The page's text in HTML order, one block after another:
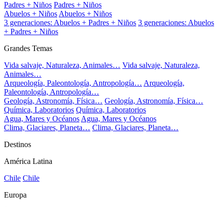
Padres + Niños Padres + Niños
Abuelos + NiñosAbuelos + Niños
3 generaciones: Abuelos + Padres + Niños 3 generaciones: Abuelos
+ Padres + Niños
Grandes Temas
Vida salvaje, Naturaleza, Animales… Vida salvaje, Naturaleza,
Animales…
Arqueología, Paleontología, Antropología… Arqueología,
Paleontología, Antropología…
Geología, Astronomía, Física… Geología, Astronomía, Física…
Química, Laboratorios Química, Laboratorios
Agua, Mares y OcéanosAgua, Mares y Océanos
Clima, Glaciares, Planeta… Clima, Glaciares, Planeta…
Destinos
América Latina
Chile Chile
Europa